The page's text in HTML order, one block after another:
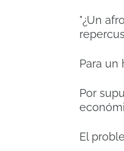
"¿Un
Para un
Por
El